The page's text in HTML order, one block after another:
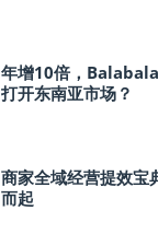
年增10倍，
打开东南亚市场？
商家全域经营提效宝
而起